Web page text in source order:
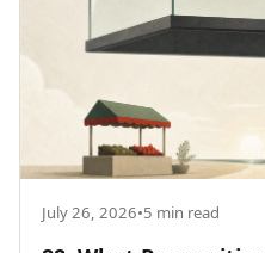
July 26, 2026•5 min read